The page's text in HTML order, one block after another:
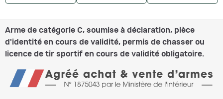
Arme de catégorie C, soumise à déclaration, pièce
d'identité en cours de validité, permis de chasser ou
licence de tir sportif en cours de validité obligatoire.